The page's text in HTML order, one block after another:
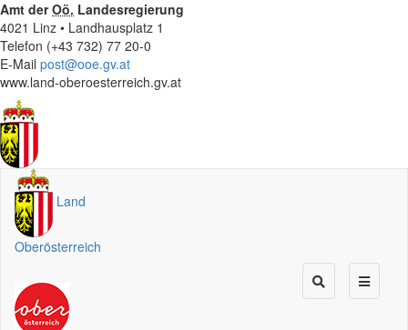
Amt derOö. Landesregierung
4021 Linz • Landhausplatz 1
Telefon (+43 732) 77 20-0
E-Mail post@ooe.gv.at
www.land-oberoesterreich.gv.at
Land
Oberösterreich